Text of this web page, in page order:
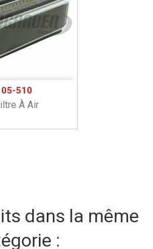
05-510
À Air
dans la même
: